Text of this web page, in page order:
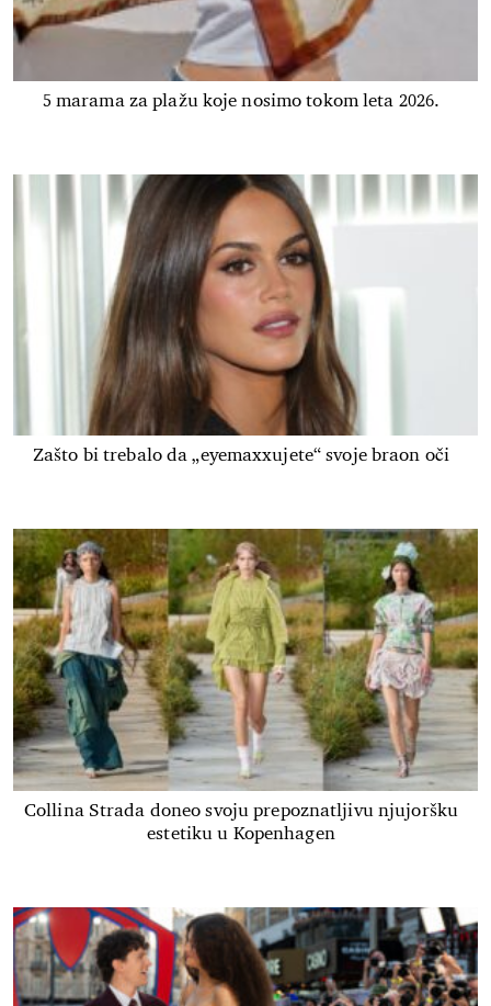
5 marama za plažu koje nosimo tokom leta 2026.
Zašto bi trebalo da „eyemaxxujete“ svoje braon oči
Collina Strada doneo svoju prepoznatljivu njujoršku
estetiku u Kopenhagen